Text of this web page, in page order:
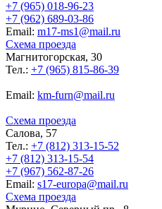
+7 (965) 018-96-23
+7 (962) 689-03-86
Еmail: m17-ms1@mail.ru
Схема проезда
Магнитогорская, 30
Тел.: +7 (965) 815-86-39
Еmail: km-furn@mail.ru
Схема проезда
Салова, 57
Тел.: +7 (812) 313-15-52
+7 (812) 313-15-54
+7 (967) 562-87-26
Еmail: s17-europa@mail.ru
Схема проезда